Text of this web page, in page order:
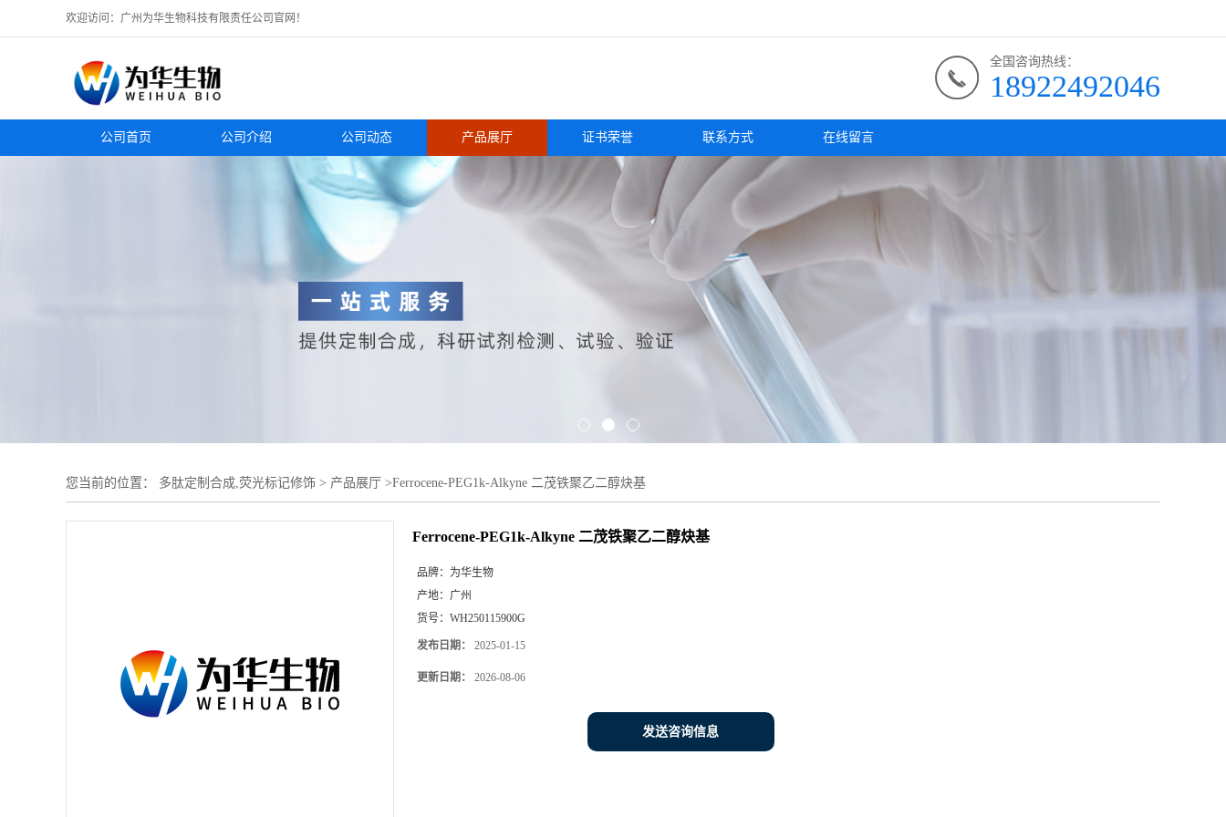
欢迎访问：广州为华生物科技有限责任公司官网！
全国咨询热线：
18922492046
公司首页 公司介绍 公司动态 产品展厅 证书荣誉 联系方式 在线留言
您当前的位置： 多肽定制合成,荧光标记修饰 > 产品展厅 >Ferrocene-PEG1k-Alkyne 二茂铁聚乙二醇炔基
Ferrocene-PEG1k-Alkyne 二茂铁聚乙二醇炔基
品牌： 为华生物
产地： 广州
货号： WH250115900G
发布日期： 2025-01-15
更新日期： 2026-08-06
发送咨询信息